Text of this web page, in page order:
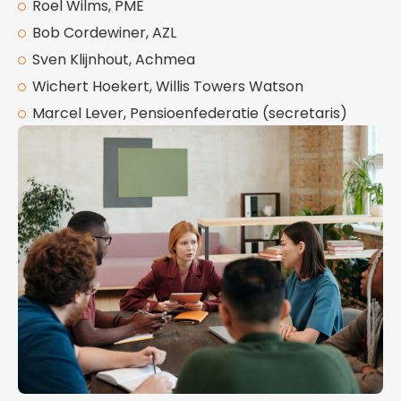
Roel Wilms, PME
Bob Cordewiner, AZL
Sven Klijnhout, Achmea
Wichert Hoekert, Willis Towers Watson
Marcel Lever, Pensioenfederatie (secretaris)